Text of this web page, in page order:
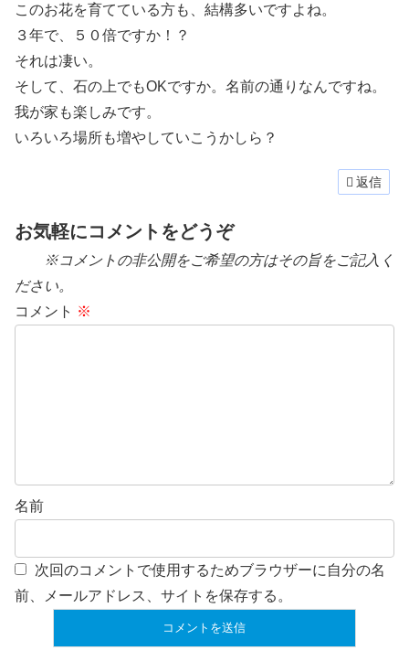
このお花を育てている方も、結構多いですよね。
３年で、５０倍ですか！？
それは凄い。
そして、石の上でもOKですか。名前の通りなんですね。
我が家も楽しみです。
いろいろ場所も増やしていこうかしら？
返信
お気軽にコメントをどうぞ
※コメントの非公開をご希望の方はその旨をご記入く
ださい。
コメント ※
名前
次回のコメントで使用するためブラウザーに自分の名
前、メールアドレス、サイトを保存する。